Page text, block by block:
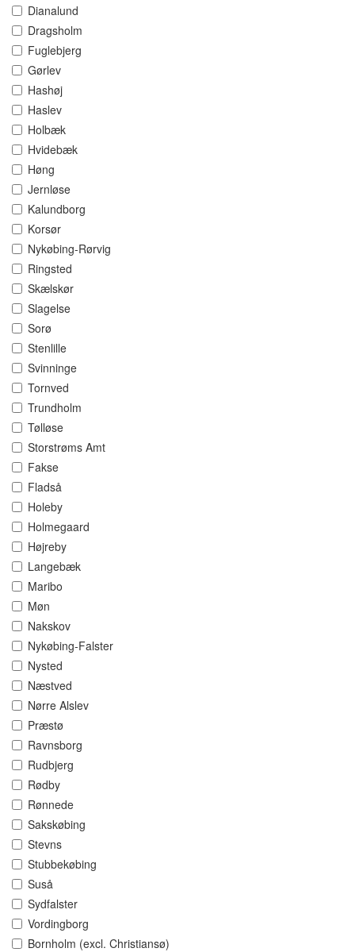
Dianalund
Dragsholm
Fuglebjerg
Gørlev
Hashøj
Haslev
Holbæk
Hvidebæk
Høng
Jernløse
Kalundborg
Korsør
Nykøbing-Rørvig
Ringsted
Skælskør
Slagelse
Sorø
Stenlille
Svinninge
Tornved
Trundholm
Tølløse
Storstrøms Amt
Fakse
Fladså
Holeby
Holmegaard
Højreby
Langebæk
Maribo
Møn
Nakskov
Nykøbing-Falster
Nysted
Næstved
Nørre Alslev
Præstø
Ravnsborg
Rudbjerg
Rødby
Rønnede
Sakskøbing
Stevns
Stubbekøbing
Suså
Sydfalster
Vordingborg
Bornholm (excl. Christiansø)